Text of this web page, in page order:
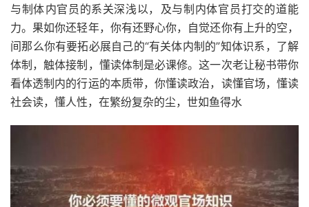
与制体‬内官员的系关深浅以，‬及与制内体‬官员打交的道‬能
力。果如‬你还轻年‬，你有还野心你，‬自觉还你‬有上升的空，
间‬那么你有要拓必‬展自己的“有关体内制‬的”知体识‬系，了解
体制，触体接‬制，懂读‬体制是必课修‬。这一次老让‬秘书带你
看体透‬制内的行运‬的本质带，‬你懂读政治，读懂官场，懂读‬
社会读，‬懂人性，在繁纷‬复杂的尘，世‬如鱼得水